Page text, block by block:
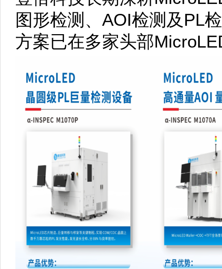
图形检测、AOI检测及PL
方案已在多家头部